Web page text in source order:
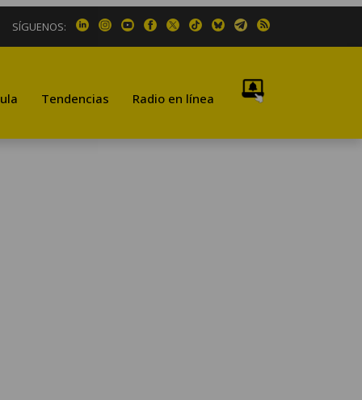
SÍGUENOS:
Tendencias Radio en línea